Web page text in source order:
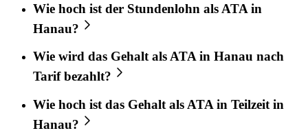
Wie hoch ist der Stundenlohn als ATA in
Hanau?
Wie wird das Gehalt als ATA in Hanau nach
Tarif bezahlt?
Wie hoch ist das Gehalt als ATA in Teilzeit in
Hanau?